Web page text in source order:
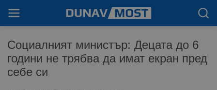
Социалният министър: Децата до 6
години не трябва да имат екран пред
себе си